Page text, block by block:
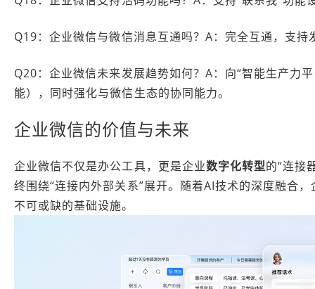
Q19：企业微信与微信消息互通吗？A：完全互通，支
Q20：企业微信未来发展趋势如何？A：向“智能生产力
能），同时强化与微信生态的协同能力。
企业微信的价值与未来
企业微信不仅是办公工具，更是企业数字化转型的“连接
终围绕“连接内外部关系”展开。随着AI技术的深度融合
不可或缺的基础设施。